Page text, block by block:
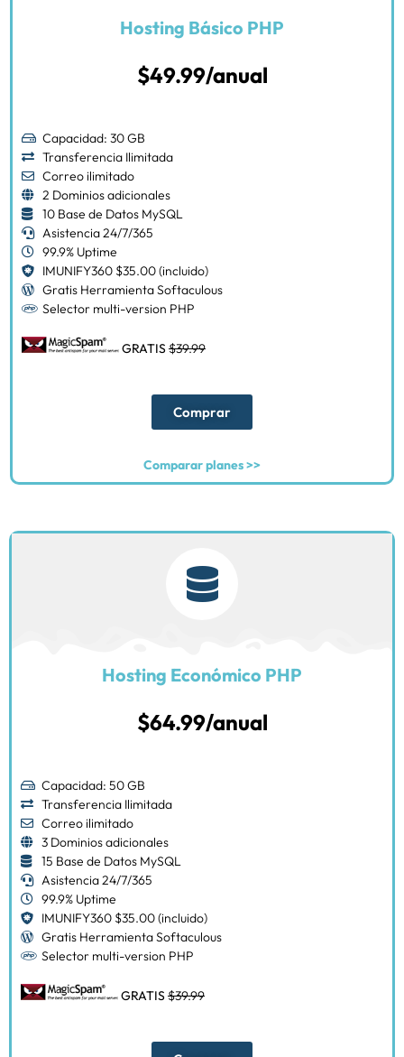
Hosting Básico PHP
$49.99/anual
Capacidad: 30 GB
Transferencia Ilimitada
Correo ilimitado
2 Dominios adicionales
10 Base de Datos MySQL
Asistencia 24/7/365
99.9% Uptime
IMUNIFY360 $35.00 (incluido)
Gratis Herramienta Softaculous
Selector multi-version PHP
GRATIS$39.99
Comprar
Comparar planes >>
Hosting Económico PHP
$64.99/anual
Capacidad: 50 GB
Transferencia Ilimitada
Correo ilimitado
3 Dominios adicionales
15 Base de Datos MySQL
Asistencia 24/7/365
99.9% Uptime
IMUNIFY360 $35.00 (incluido)
Gratis Herramienta Softaculous
Selector multi-version PHP
GRATIS$39.99